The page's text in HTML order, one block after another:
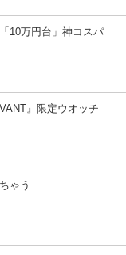
10万円台」神コスパ
』限定ウオッチ
ゃう